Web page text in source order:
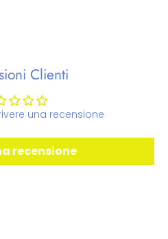
Clienti
una recensione
recensione